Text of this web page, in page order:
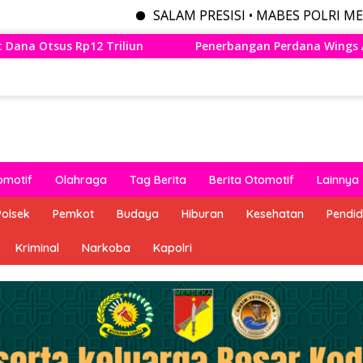
SALAM PRESISI • MABES POLRI MENYEDIAKAN
Penerbangan Perdana Wings Air Bandung – Lampung Resmi
Olahraga Tag Berita Berita Otomotif Lainnya
Pemkot Budaya Hiburan Kesehatan
Kriminal Narkoba Kapolri